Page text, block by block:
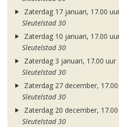
Zaterdag 17 januari, 17.00
Sleutelstad 30
Zaterdag 10 januari, 17.00
Sleutelstad 30
Zaterdag 3 januari, 17.00 uur
Sleutelstad 30
Zaterdag 27 december,
Sleutelstad 30
Zaterdag 20 december,
Sleutelstad 30